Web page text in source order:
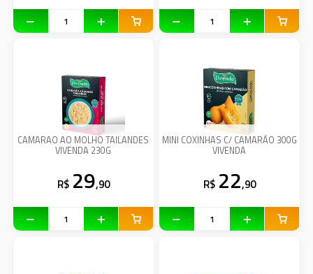
CAMARAO AO MOLHO TAILANDES
VIVENDA 230G
R$ 29,90
MINI COXINHAS C/ CAMARÃO 300G
VIVENDA
R$ 22,90